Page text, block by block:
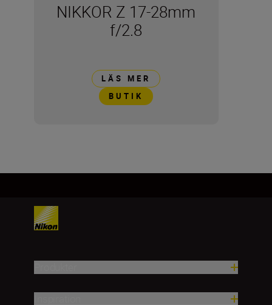
NIKKOR Z 17-28mm
f/2.8
LÄS MER
BUTIK